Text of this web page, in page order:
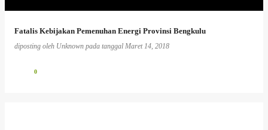
Fatalis Kebijakan Pemenuhan Energi Provinsi Bengkulu
diposting oleh Unknown pada tanggal Maret 14, 2018
0